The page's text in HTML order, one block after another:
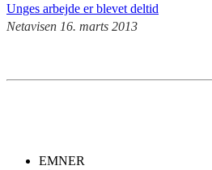
Unges arbejde er blevet deltid
Netavisen 16. marts 2013
EMNER